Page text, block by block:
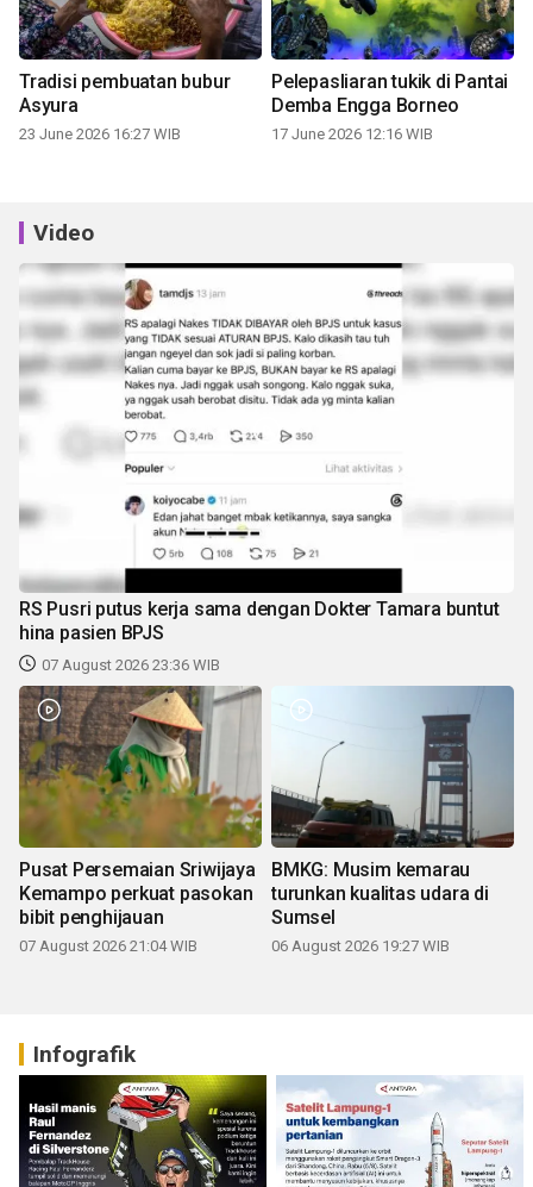
Tradisi pembuatan bubur
Asyura
23 June 2026 16:27 WIB
Pelepasliaran tukik di Pantai
Demba Engga Borneo
17 June 2026 12:16 WIB
Video
RS Pusri putus kerja sama dengan Dokter Tamara buntut
hina pasien BPJS
07 August 2026 23:36 WIB
Pusat Persemaian Sriwijaya
Kemampo perkuat pasokan
bibit penghijauan
07 August 2026 21:04 WIB
BMKG: Musim kemarau
turunkan kualitas udara di
Sumsel
06 August 2026 19:27 WIB
Infografik